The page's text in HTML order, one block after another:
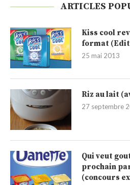
ARTICLES
Kiss cool
format
25 mai 2013
Riz au lait
27 septembre
Qui veut
prochain
(concours